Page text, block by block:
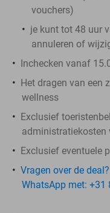
vouchers)
je kunt tot 48 uur
annuleren of
Inchecken vanaf
Het dragen van een
wellness
Exclusief
administratiekosten
Exclusief eventuele
Vragen over de
WhatsApp met: +31